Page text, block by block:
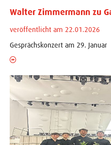
Walter Zimmermann zu
veröffentlicht am 22.01.2026
Gesprächskonzert am 29. Januar